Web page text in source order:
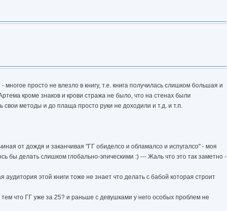
просто не влезло в книгу, т.е. книга получилась слишком большая и
кроме знаков и крови стража не было, что на стенах были
методы и до плаща просто руки не доходили и т.д. и т.п.
от дождя и заканчивая "ГГ обиделсо и обламалсо и испугалсо" - моя
бы делать слишком глобально-эпическими :) --- Жаль что это так заметно -
этой книги тоже не знает что делать с бабой которая строит
что ГГ уже за 25? и раньше с девушками у него особых проблем не